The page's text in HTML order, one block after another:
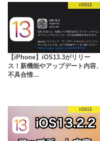
iOS13
【iPhone】iOS13.3がリリー
ス！新機能やアップデート内容、
不具合情…
iOS13